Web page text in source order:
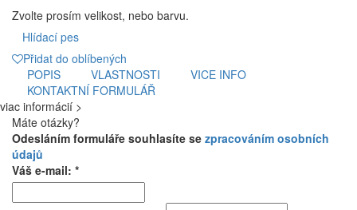
Zvolte prosím velikost, nebo barvu.
Hlídací pes
Přidat do oblíbených
POPIS
VLASTNOSTI
VICE INFO
KONTAKTNÍ FORMULÁŘ
viac informácií >
Máte otázky?
Odesláním formuláře souhlasíte se zpracováním osobních
údajů
Váš e-mail: *